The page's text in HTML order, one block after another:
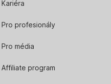
Kariéra
Pro profesionály
Pro média
Affiliate program